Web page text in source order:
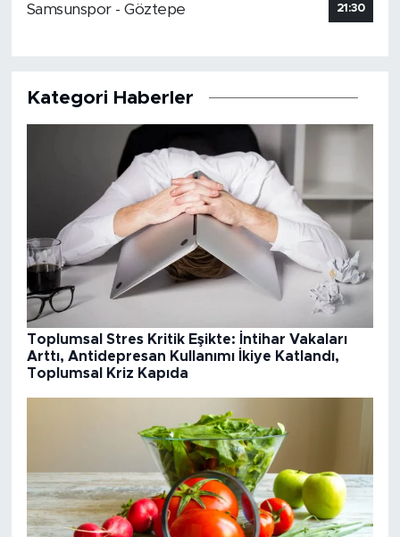
Samsunspor - Göztepe
21:30
Kategori Haberler
Toplumsal Stres Kritik Eşikte: İntihar Vakaları
Arttı, Antidepresan Kullanımı İkiye Katlandı,
Toplumsal Kriz Kapıda